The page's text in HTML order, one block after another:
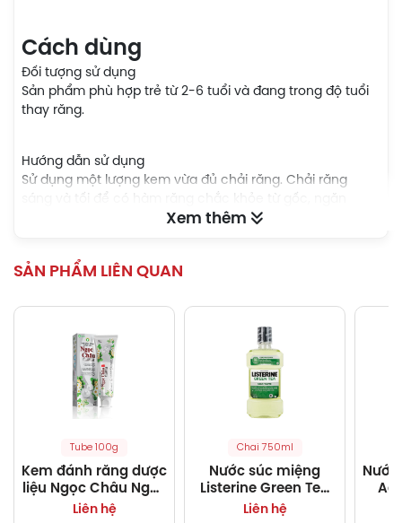
Cách dùng
Đối tượng sử dụng
Sản phẩm phù hợp trẻ từ 2-6 tuổi và đang trong độ tuổi
thay răng.
Hướng dẫn sử dụng
Sử dụng một lượng kem vừa đủ chải răng. Chải răng
ngừa được các bệnh răng miệng thường gặp như sâu
Tác dụng phụ
Lưu ý
Bảo quản
Để nơi thoáng mát, tránh ánh nắng trực tiếp
Xem thêm
SẢN PHẨM LIÊN QUAN
Tube 100g
Kem đánh răng dược
liệu Ngọc Châu Ngọc
Trai
Liên hệ
Chai 750ml
Nước súc miệng
Listerine Green Tea
bảo vệ răng miệng
Liên hệ